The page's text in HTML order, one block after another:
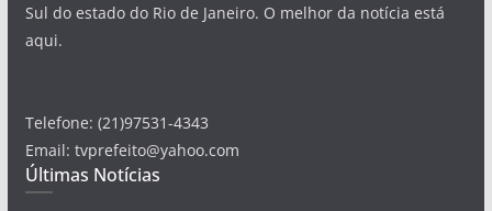
Sul do estado do Rio de Janeiro. O melhor da notícia está
aqui.
Telefone: (21)97531-4343
Email: tvprefeito@yahoo.com
Últimas Notícias